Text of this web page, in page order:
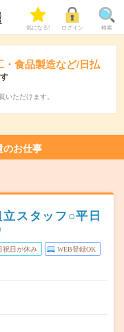
気になる! ログイン 検索
・食品製造など/日払
いただけます。
のお仕事
スタッフ○平日
祝日が休み WEB登録OK